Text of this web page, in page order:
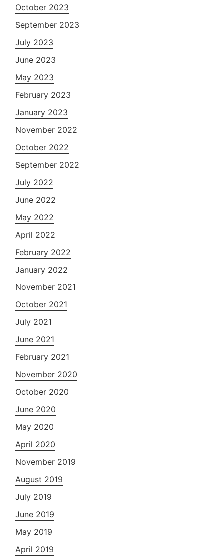
October 2023
September 2023
July 2023
June 2023
May 2023
February 2023
January 2023
November 2022
October 2022
September 2022
July 2022
June 2022
May 2022
April 2022
February 2022
January 2022
November 2021
October 2021
July 2021
June 2021
February 2021
November 2020
October 2020
June 2020
May 2020
April 2020
November 2019
August 2019
July 2019
June 2019
May 2019
April 2019